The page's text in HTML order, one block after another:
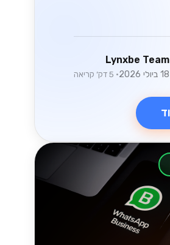
Lynxbe Team
18 ביולי 2026 • 5 דק׳ קריאה